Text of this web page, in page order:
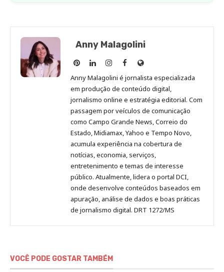
Anny Malagolini
Anny
Malagolini
no
Pinterest
Anny
Malagolini
no
LinkedIn
Anny
Malagolini
no
Instagram
Anny
Malagolini
no
Facebook
Site
de
Anny
Malagolini
Anny Malagolini é jornalista especializada
em produção de conteúdo digital,
jornalismo online e estratégia editorial. Com
passagem por veículos de comunicação
como Campo Grande News, Correio do
Estado, Midiamax, Yahoo e Tempo Novo,
acumula experiência na cobertura de
notícias, economia, serviços,
entretenimento e temas de interesse
público. Atualmente, lidera o portal DCI,
onde desenvolve conteúdos baseados em
apuração, análise de dados e boas práticas
de jornalismo digital. DRT 1272/MS
VOCÊ PODE GOSTAR TAMBÉM